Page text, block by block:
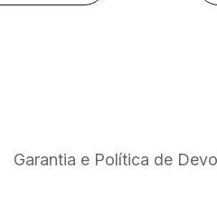
Garantia e Política de